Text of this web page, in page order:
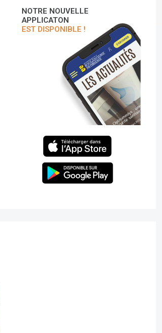
NOTRE NOUVELLE
APPLICATON
EST DISPONIBLE !